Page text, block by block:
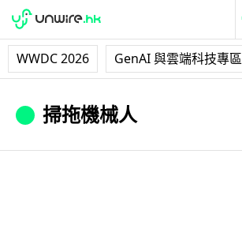
WWDC 2026 GenAI 與雲端科技專區
掃拖機械人